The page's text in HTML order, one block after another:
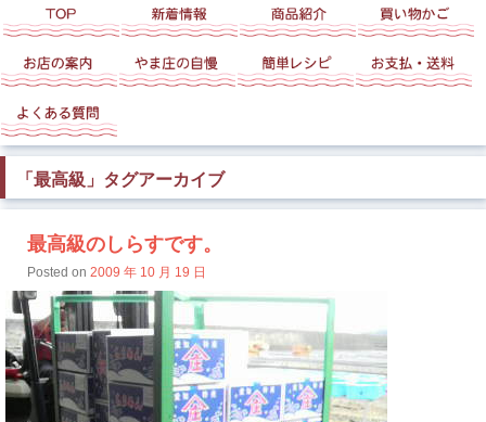
「 最高級 」タグアーカイブ
最高級のしらすです。
Posted on 2009 年 10 月 19 日